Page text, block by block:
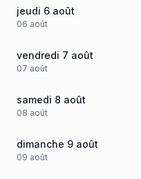
jeudi 6 août
06 août
vendredi 7 août
07 août
samedi 8 août
08 août
dimanche 9 août
09 août